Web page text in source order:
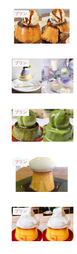
プリン
プリン
プリン
プリン
プリン